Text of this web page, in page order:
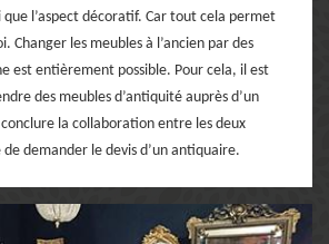
l’aspect décoratif. Car tout cela permet
Changer les meubles à l’ancien par des
est entièrement possible. Pour cela, il est
des meubles d’antiquité auprès d’un
la collaboration entre les deux
demander le devis d’un antiquaire.